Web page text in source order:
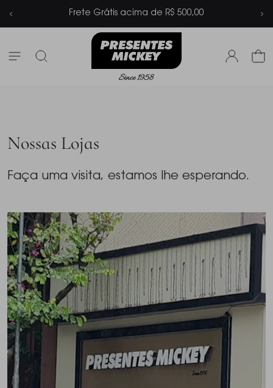
Parcelamento em até 6x sem juros
Nossas Lojas
Faça uma visita, estamos lhe esperando.